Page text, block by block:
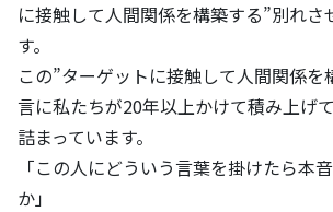
に接触して人間関係を構築する”別れさ
す。
この”ターゲットに接触して人間関係を
言に私たちが20年以上かけて積み上げ
詰まっています。
「この人にどういう言葉を掛けたら本
か」